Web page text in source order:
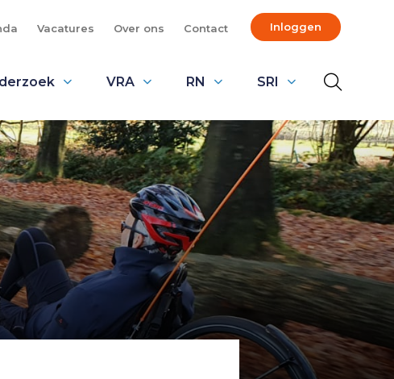
Vacatures Over ons Contact Inloggen
VRA RN SRI